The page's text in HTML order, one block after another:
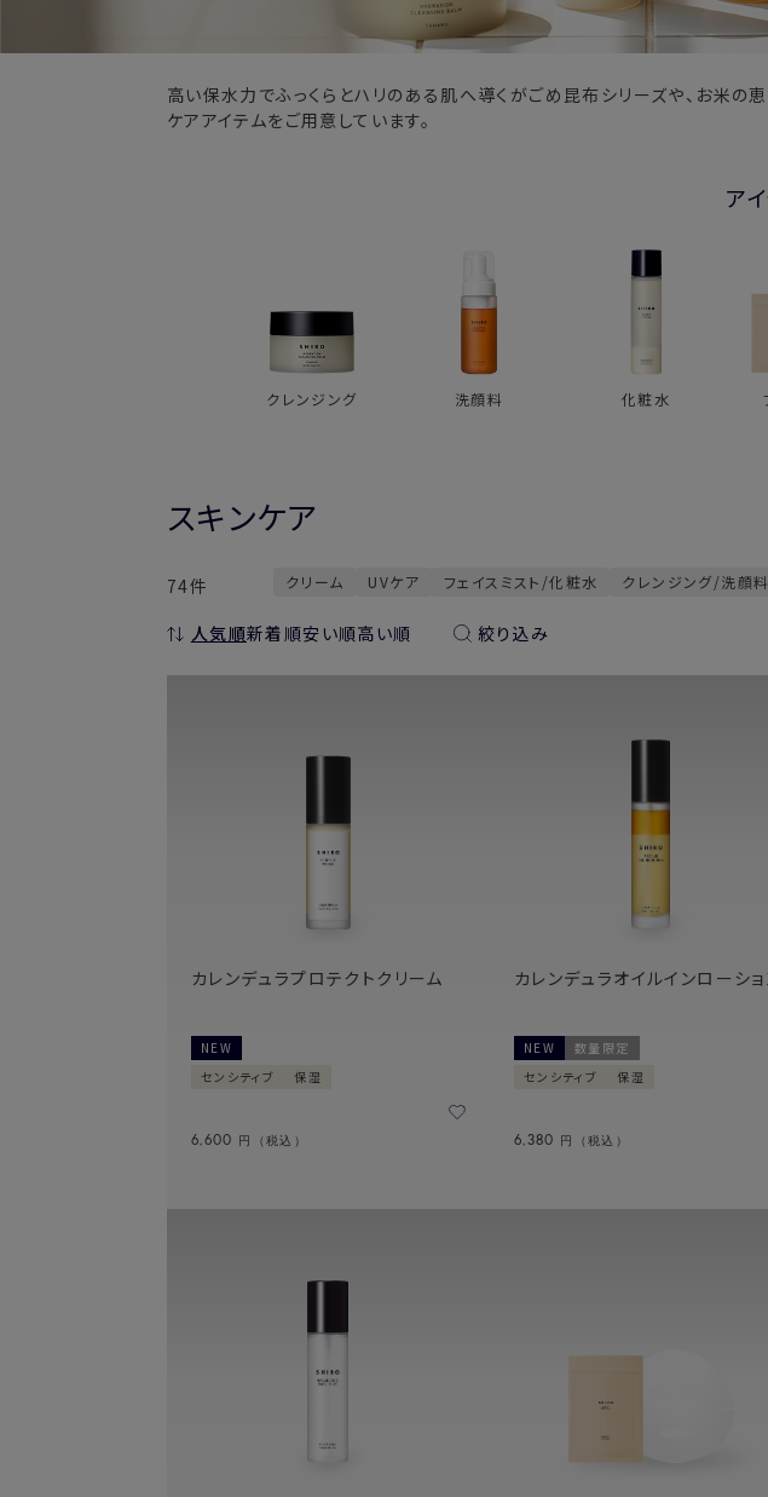
高い保水力でふっくらとハリのある肌へ導くがごめ昆布シリーズや、お米
ケアアイテムをご用意しています。
ア
クレンジング 洗顔料 化粧水
スキンケア
74件 クリーム UVケア フェイスミスト/化粧水 クレンジング/洗顔料
人気順新着順安い順高い順 絞り込み
カレンデュラプロテクトクリーム
NEW
センシティブ
保湿
6,600 円（税込）
カレンデュラオイルインローショ
NEW
数量限定
センシティブ
保湿
6,380 円（税込）